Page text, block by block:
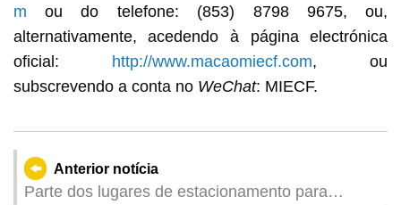
m ou do telefone: (853) 8798 9675, ou,
alternativamente, acedendo à página electrónica
oficial: http://www.macaomiecf.com, ou
subscrevendo a conta noWeChat: MIECF.
Anterior notícia
Parte dos lugares de estacionamento para